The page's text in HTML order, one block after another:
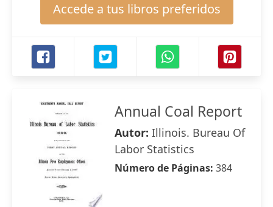
Accede a tus libros preferidos
Annual Coal Report
Autor: Illinois. Bureau Of
Labor Statistics
Número de Páginas: 384